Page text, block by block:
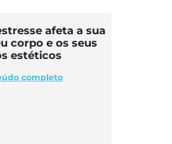
afeta a sua
corpo e os seus
estéticos
completo